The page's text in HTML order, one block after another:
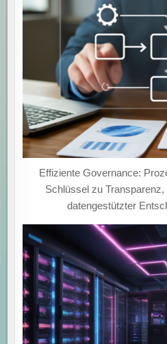
Effiziente Governance:
Schlüssel zu
datengestützter